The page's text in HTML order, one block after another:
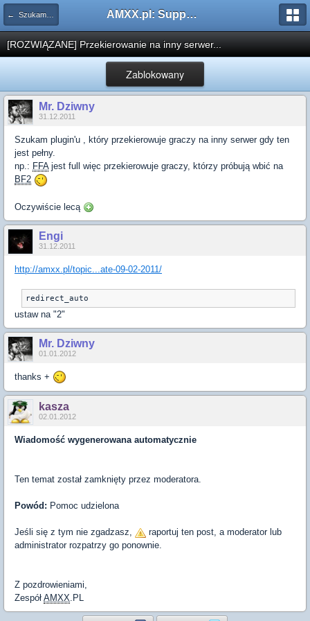
← Szukam pluginu AMXX.pl: Support AMX Mod X i SourceMod
[ROZWIĄZANE] Przekierowanie na inny serwer...
Zablokowany
Mr. Dziwny
31.12.2011
Szukam plugin'u , który przekierowuje graczy na inny serwer gdy ten
jest pełny.
np.: FFAjest full więc przekierowuje graczy, którzy próbują wbić na
BF2
Oczywiście lecą
Engi
31.12.2011
http://amxx.pl/topic...ate-09-02-2011/
ustaw na "2"
Mr. Dziwny
01.01.2012
thanks +
kasza
02.01.2012
Wiadomość wygenerowana automatycznie
Ten temat został zamknięty przez moderatora.
Powód: Pomoc udzielona
Jeśli się z tym nie zgadzasz,
raportuj ten post, a moderator lub
administrator rozpatrzy go ponownie.
Z pozdrowieniami,
Zespół AMXX.PL